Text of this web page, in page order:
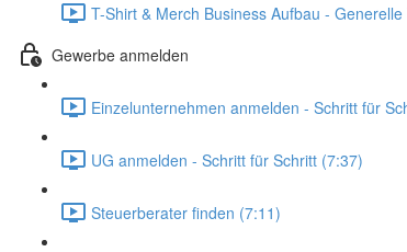
T-Shirt & Merch Business Aufbau -
Gewerbe anmelden
Einzelunternehmen anmelden - Schritt für
UG anmelden - Schritt für Schritt (7:37)
Steuerberater finden (7:11)